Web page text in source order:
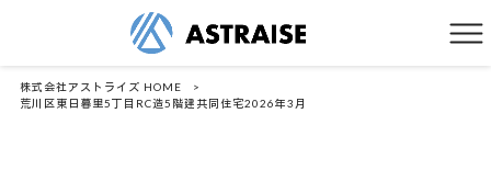
株式会社アストライズ HOME
>
荒川区東日暮里5丁目RC造5階建共同住宅2026年3月